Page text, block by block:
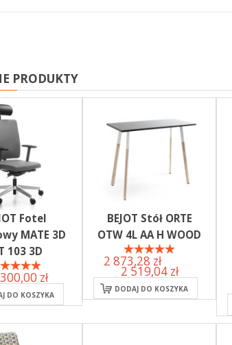
PRODUKTY
Fotel
MATE 3D
103 3D
zł
DO KOSZYKA
BEJOT Stół ORTE
OTW 4L AA H WOOD
2 873,28 zł
2 519,04 zł
DODAJ DO KOSZYKA